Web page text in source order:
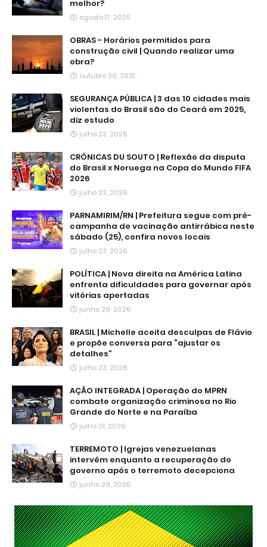
melhor?
agosto 17, 2025
OBRAS - Horários permitidos para
construção civil | Quando realizar uma
obra?
outubro 30, 2021
SEGURANÇA PÚBLICA | 3 das 10 cidades mais
violentas do Brasil são do Ceará em 2025,
diz estudo
julho 23, 2026
CRÔNICAS DU SOUTO | Reflexão da disputa
do Brasil x Noruega na Copa do Mundo FIFA
2026
julho 23, 2026
PARNAMIRIM/RN | Prefeitura segue com pré-
campanha de vacinação antirrábica neste
sábado (25), confira novos locais
julho 23, 2026
POLÍTICA | Nova direita na América Latina
enfrenta dificuldades para governar após
vitórias apertadas
junho 29, 2026
BRASIL | Michelle aceita desculpas de Flávio
e propõe conversa para “ajustar os
detalhes”
julho 23, 2026
AÇÃO INTEGRADA | Operação do MPRN
combate organização criminosa no Rio
Grande do Norte e na Paraíba
julho 01, 2026
TERREMOTO | Igrejas venezuelanas
intervêm enquanto a recuperação do
governo após o terremoto decepciona
junho 29, 2026